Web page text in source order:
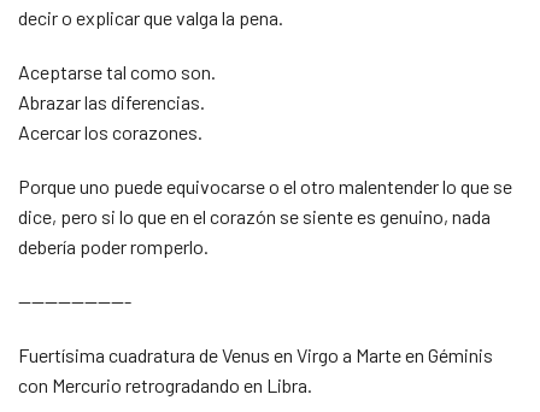
decir o explicar que valga la pena.
Aceptarse tal como son.
Abrazar las diferencias.
Acercar los corazones.
Porque uno puede equivocarse o el otro malentender lo que se
dice, pero si lo que en el corazón se siente es genuino, nada
debería poder romperlo.
————————-
Fuertísima cuadratura de Venus en Virgo a Marte en Géminis
con Mercurio retrogradando en Libra.